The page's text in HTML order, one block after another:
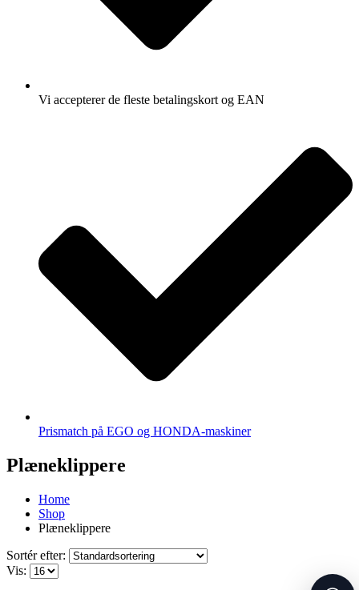
Vi accepterer de fleste betalingskort og EAN
Prismatch på EGO og HONDA-maskiner
Plæneklippere
Home
Shop
Plæneklippere
Sortér efter:
Vis: